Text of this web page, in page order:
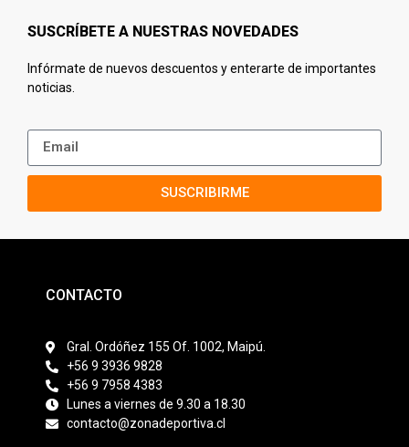
SUSCRÍBETE A NUESTRAS NOVEDADES
Infórmate de nuevos descuentos y enterarte de importantes
noticias.
SUSCRIBIRME
CONTACTO
Gral. Ordóñez 155 Of. 1002, Maipú.
+56 9 3936 9828
+56 9 7958 4383
Lunes a viernes de 9.30 a 18.30
contacto@zonadeportiva.cl